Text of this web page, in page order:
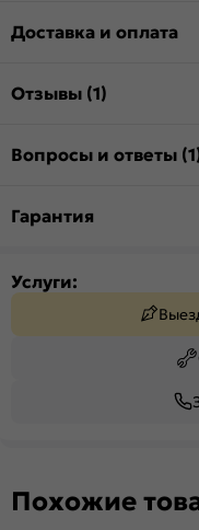
Доставка и оплата
Отзывы (1)
Вопросы и ответы
Гарантия
Услуги:
Похожие